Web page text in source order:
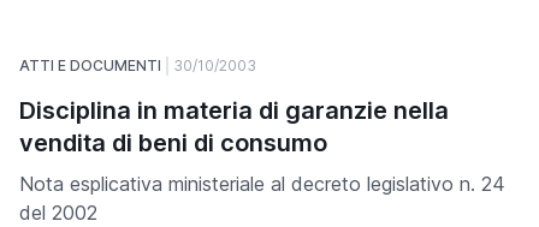
ATTI E DOCUMENTI 30/10/2003
Disciplina in materia di garanzie nella
vendita di beni di consumo
Nota esplicativa ministeriale al decreto legislativo n. 24
del 2002